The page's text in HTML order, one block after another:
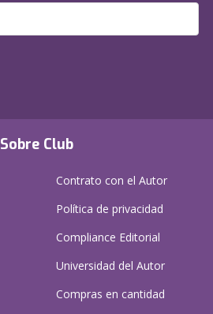
Sobre Club
Contrato con el Autor
Política de privacidad
Compliance Editorial
Universidad del Autor
Compras en cantidad